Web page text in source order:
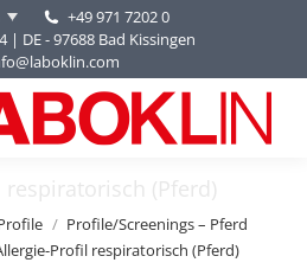
+49 971 7202 0
| DE - 97688 Bad Kissingen
(Pferd)
Profile/Screenings – Pferd
Profil respiratorisch (Pferd)